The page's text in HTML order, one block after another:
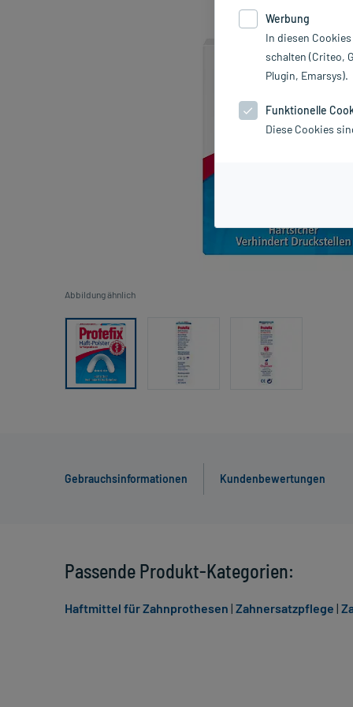
Abbildung ähnlich
Gebrauchsinformationen Kundenbewertungen
Passende Produkt-Kategorien:
Haftmittel für Zahnprothesen | Zahnersatzpflege |
Werbung
In diesen
schalten (Criteo,
Plugin, Emarsys).
Funktionelle
Diese Cookies